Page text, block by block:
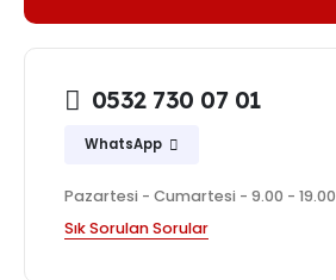
0532 730 07 01
WhatsApp
Pazartesi - Cumartesi - 9.00 - 19.00
Sık Sorulan Sorular